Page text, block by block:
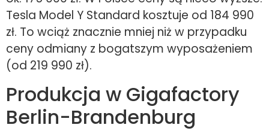
Tesla Model Y Standard kosztuje od 184 990
zł. To wciąż znacznie mniej niż w przypadku
ceny odmiany z bogatszym wyposażeniem
(od 219 990 zł).
Produkcja w Gigafactory
Berlin-Brandenburg